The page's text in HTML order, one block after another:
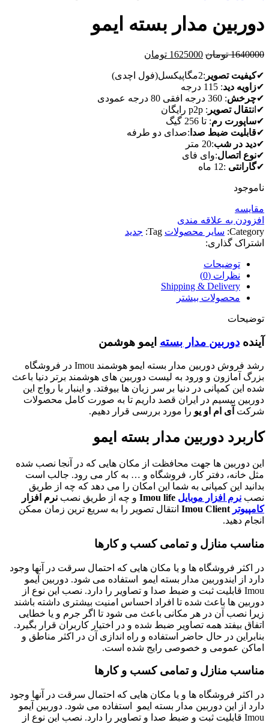
بود.
دوربین مدار بسته ایمو
1640000 تومان قیمت
1640000 تومان
بود.
1625000 تومان
✔کیفیت تصویر :2مگاپیکسل(فول اچدی)
✔زاویه دید: 115 درجه
✔چرخش: 360 درجه افقی 80 درجه عمودی
✔ا نتقال تصویر : p2p رایگان
✔ساپورت رم: تا 256 گیگ
✔قابلیت ضبط صدا :صدای دو طرفه
✔دید در شب:20 متر
✔نوع اتصال:وای فای
✔گارانتی :12 ماه
ناموجود
مقايسه
افزودن به علاقه مندی
Category: سایر محصولات Tag: جدید
اشتراک گذاری:
توضیحات
نظرات (0)
Shipping & Delivery
محصولات بیشتر
توضیحات
آینده دوربین مدار بسته ایمو هوشمن
رشد فروش دوربین مدار بسته ایمو هوشمند Imou در فروشگاه
بزرگ آمازون و ورود به لیست دوربین های هوشمند برتر دنیا باعث
شده این کمپانی در دنیا بر سر زبان ها بیوفتد. و اینبار با رواج این
دوربین بیسیم در ایران قصد داریم تا به صورت کامل محصولات
شرکت آی ام او یو را مورد بررسی قرار دهیم.
کاربرد دوربین مدار بسته ایمو
این دوربین ها جهت محافظت از مکان هایی که در آنجا نصب شده
مثل خانه، دفتر کار، فروشگاه و … به کار می رود. جالب است
بدانید این کمپانی به شما این امکان را می دهد که چه از طریق
نصب نرم افزار موبایل و چه از طریق نصب نرم افزار
کامپیوتر
انتقال تصویر را به سریع ترین زمان ممکن
انجام دهید.
مناسب منازل و تمامی کسب و کارها
در اکثر فروشگاه ها و یا مکان هایی که احتمال سرقت در آنها وجود
دارد از ایندوربین مدار بسته ایمو استفاده می شود. دوربین آیمو
Imou قابلیت ثبت و ضبط صدا و تصاویر را دارد. نصب این نوع از
دوربین ها باعث شده تا افراد احساس امنیت بیشتری داشته باشند
زیرا نصب آن در هر مکانی باعث می شود تا اگر جرم و یا خطایی
اتفاق بیفتد همه تصاویر ضبط شده و در اختیار کاربران قرار بگیرد.
بنابراین در حال حاضر استفاده و راه اندازی آن در اکثر مناطق و
اماکن عمومی و خصوصی رایج شده است.
مناسب منازل و تمامی کسب و کارها
در اکثر فروشگاه ها و یا مکان هایی که احتمال سرقت در آنها وجود
دارد از این دوربین مدار بسته ایمو استفاده می شود. دوربین آیمو
Imou قابلیت ثبت و ضبط صدا و تصاویر را دارد. نصب این نوع از